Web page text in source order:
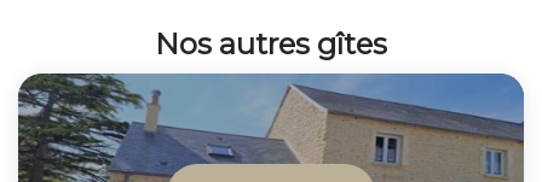
Nos autres gîtes